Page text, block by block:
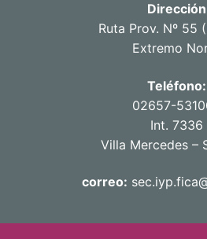
Dirección
Ruta Prov. Nº 55
Extremo
Teléfono:
02657-
Int. 7336
Villa Mercedes –
correo: